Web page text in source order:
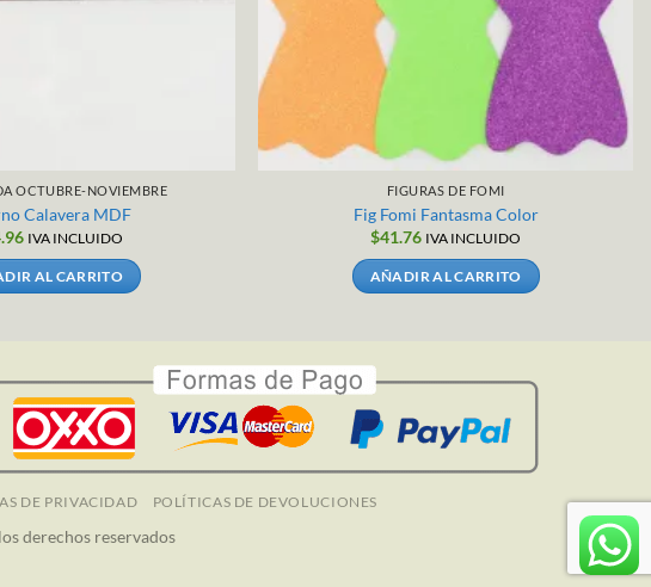
OCTUBRE-NOVIEMBRE
Calavera MDF
IVA INCLUIDO
AL CARRITO
FIGURAS DE FOMI
Fig Fomi Fantasma Color
$41.76 IVA INCLUIDO
AÑADIR AL CARRITO
DE PRIVACIDAD POLÍTICAS DE DEVOLUCIONES
derechos reservados